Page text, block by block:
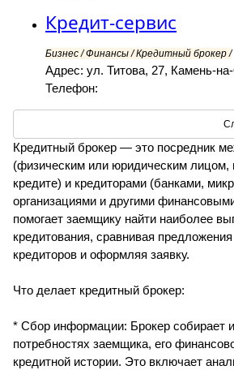
Кредит-сервис
Бизнес / Финансы / Кредитный брокер /
Адрес: ул. Титова, 27, Камень-
Телефон:
Кредитный брокер — это посредник
(физическим или юридическим
кредите) и кредиторами (банками,
организациями и другими
помогает заемщику найти наиболее
кредитования, сравнивая
кредиторов и оформляя заявку.
Что делает кредитный брокер:
* Сбор информации: Брокер собирает
потребностях заемщика, его
кредитной истории. Это включает